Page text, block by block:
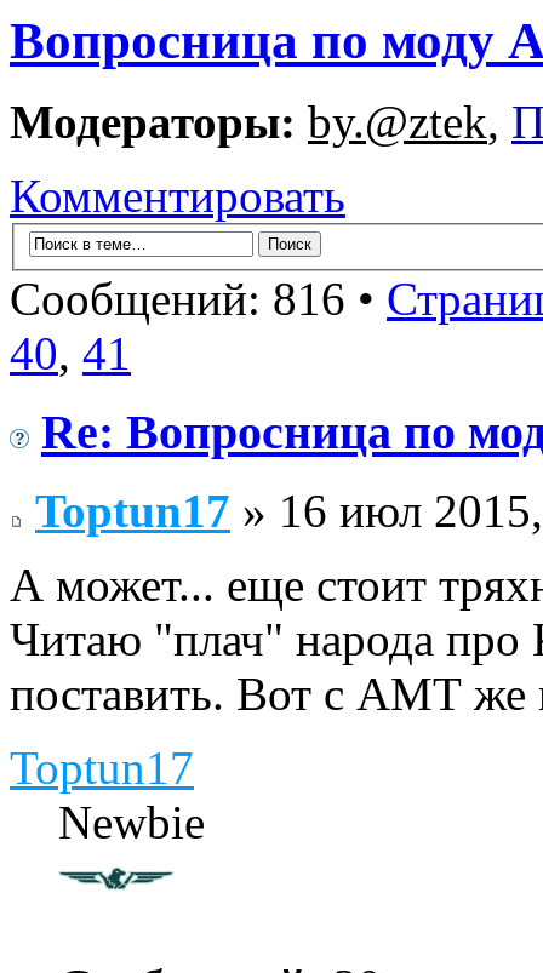
Вопросница по моду
Модераторы: by.@ztek,
Комментировать
Сообщений: 816 •
40, 41
Re: Вопросница по
Toptun17 » 16 июл
А может... еще стоит
Читаю "плач" народа
поставить. Вот с АМТ же
Toptun17
Newbie